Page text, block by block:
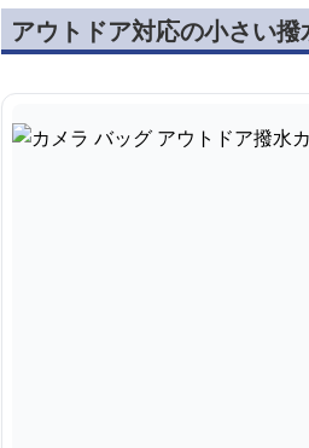
アウトドア対応の小さい